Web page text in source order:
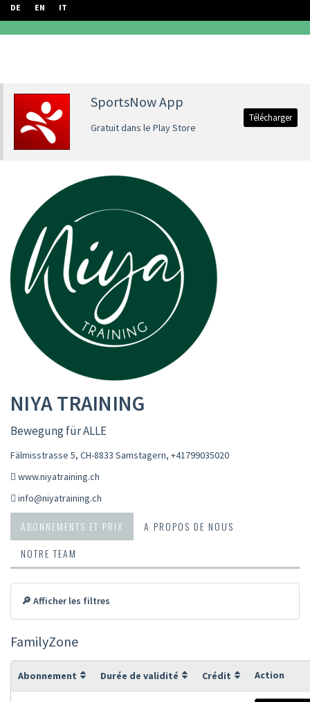
DE EN IT
SportsNow App
Gratuit dans le Play Store
Télécharger
NIYA TRAINING
Bewegung für ALLE
Fälmisstrasse 5, CH-8833 Samstagern, +41799035020
www.niyatraining.ch
info@niyatraining.ch
ABONNEMENTS ET PRIX
A PROPOS DE NOUS
NOTRE TEAM
🔎 Afficher les filtres
FamilyZone
Abonnement Durée de validité Crédit Action